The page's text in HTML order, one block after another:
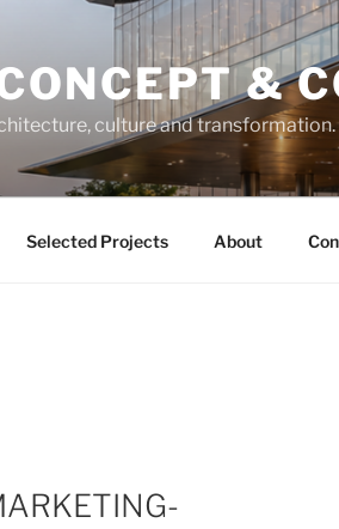
&
culture and transformation.
Selected Projects About